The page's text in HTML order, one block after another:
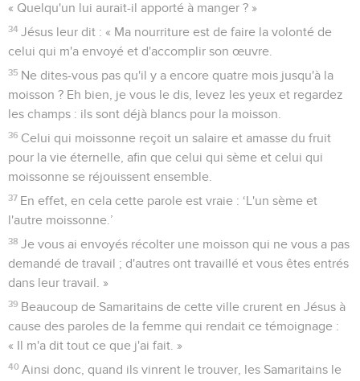
« Quelqu'un lui aurait-il apporté à manger ? »
34 Jésus leur dit : « Ma nourriture est de faire la volonté de
celui qui m'a envoyé et d'accomplir son œuvre.
35 Ne dites-vous pas qu'il y a encore quatre mois jusqu'à la
moisson ? Eh bien, je vous le dis, levez les yeux et regardez
les champs : ils sont déjà blancs pour la moisson.
36 Celui qui moissonne reçoit un salaire et amasse du fruit
pour la vie éternelle, afin que celui qui sème et celui qui
moissonne se réjouissent ensemble.
37 En effet, en cela cette parole est vraie : ‘L'un sème et
l'autre moissonne.’
38 Je vous ai envoyés récolter une moisson qui ne vous a pas
demandé de travail ; d'autres ont travaillé et vous êtes entrés
dans leur travail. »
39 Beaucoup de Samaritains de cette ville crurent en Jésus à
cause des paroles de la femme qui rendait ce témoignage :
« Il m'a dit tout ce que j'ai fait. »
40 Ainsi donc, quand ils vinrent le trouver, les Samaritains le